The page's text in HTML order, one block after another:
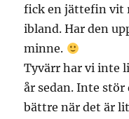
fick en jättefin vit
ibland. Har den
minne.
Tyvärr har vi inte
år sedan. Inte
bättre när det är